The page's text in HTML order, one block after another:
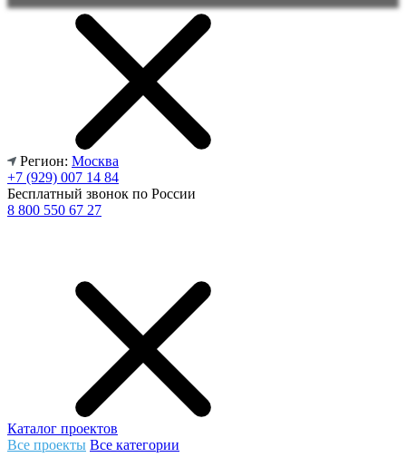
Регион: Москва
+7 (929) 007 14 84
Бесплатный звонок по России
8 800 550 67 27
Каталог проектов
Все проекты Все категории